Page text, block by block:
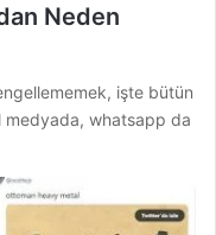
Neden
işte bütün
medyada, whatsapp da